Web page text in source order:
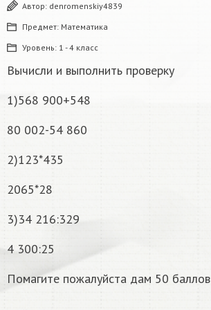
Автор: denromenskiy4839
Предмет: Математика
Уровень: 1 - 4 класс
Вычисли и выполнить проверку
1)568 900+548
80 002-54 860
2)123*435
2065*28
3)34 216:329
4 300:25
Помагите пожалуйста дам 50 баллов